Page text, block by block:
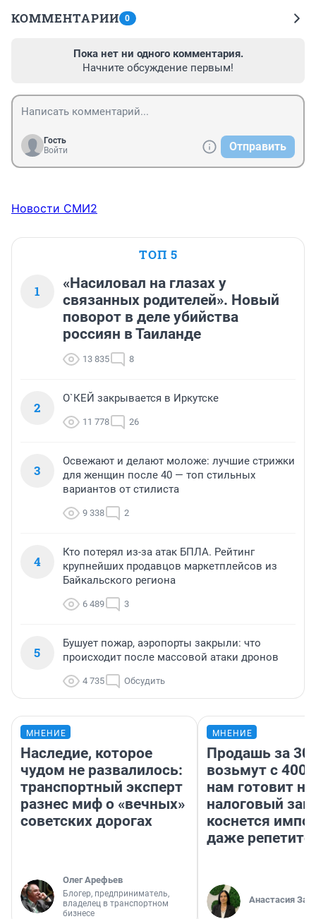
КОММЕНТАРИИ 0
Пока нет ни одного комментария.
Начните обсуждение первым!
Гость
Войти
Отправить
Новости СМИ2
ТОП 5
1
«Насиловал на глазах у
связанных родителей». Новый
поворот в деле убийства
россиян в Таиланде
13 835 8
2
О`КЕЙ закрывается в Иркутске
11 778 26
3
Освежают и делают моложе: лучшие стрижки
для женщин после 40 — топ стильных
вариантов от стилиста
9 338 2
4
Кто потерял из-за атак БПЛА. Рейтинг
крупнейших продавцов маркетплейсов из
Байкальского региона
6 489 3
5
Бушует пожар, аэропорты закрыли: что
происходит после массовой атаки дронов
4 735 Обсудить
МНЕНИЕ
Наследие, которое
чудом не развалилось:
транспортный эксперт
разнес миф о «вечных»
советских дорогах
Олег Арефьев
Блогер, предприниматель,
владелец в транспортном
бизнесе
МНЕНИЕ
Продашь за
возьмут с
нам готовит
налоговый
коснется
даже
Анастасия